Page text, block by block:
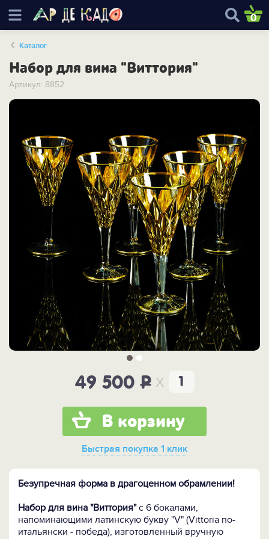
0
Каталог
Набор для вина "Виттория"
Артикул: 8852
49 500P x
В корзину
Быстрая покупка 1 клик
Безупречная форма в драгоценном обрамлении!
Набор для вина "Виттория"с 6 бокалами,
напоминающими латинскую букву "V" (Vittoria по-
итальянски - победа), изготовленный вручную